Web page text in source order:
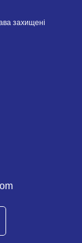
захищені